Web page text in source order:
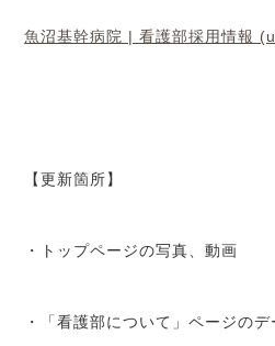
魚沼基幹病院 | 看護部採用情報
【更新箇所】
・トップページの写真、動画
・「看護部について」ページの